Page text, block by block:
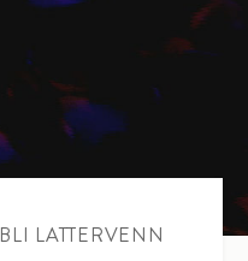
BLI LATTERVENN